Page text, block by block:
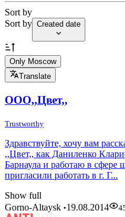
Sort by
Sort by Created date
Only Moscow
Translate
ООО,,Цвет,,
Trustworthy
Здравствуйте, хочу вам
,,Цвет,, как Даниленко
Барнаула и работаю в сфере
пригласили работать в г. Г...
Show full
Gorno-Altaysk •19.08.2014